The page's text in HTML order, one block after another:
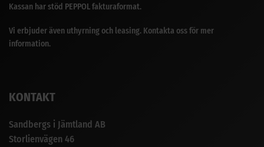
Kassan har stöd PEPPOL fakturaformat.
Vi erbjuder även uthyrning och leasing. Kontakta oss för mer
information.
KONTAKT
Sandbergs i Jämtland AB
Storlienvägen 46